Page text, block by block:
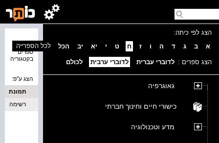
הצג לפי כיתה:
א
ב ג ד ה ו ז ח ט י יא יב הכל
הצג ספרים : לדוברי עברית לדוברי ערבית לכולם
גאוגרפיה
כישורי חיים וחינוך חברתי
מדע וטכנולוגיה
ספרים
בקטגוריה
לכל הספרייה
הצג ע''פ:
תמונת
כריכה
רשימה